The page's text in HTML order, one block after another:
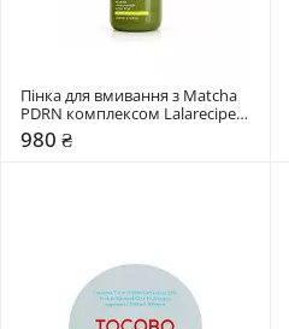
Пінка для вмивання з Matcha
PDRN комплексом Lalarecipe
200 мл
980 ₴